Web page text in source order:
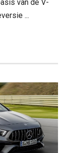
van de V-
...